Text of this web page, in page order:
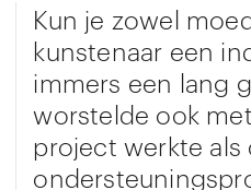
Kun je zowel
kunstenaar een
immers een lang
worstelde ook
project werkte